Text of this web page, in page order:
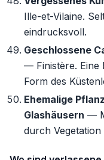
Ille-et-Vilaine.
eindrucksvoll.
Geschlossene
— Finistère. Eine
Form des
Ehemalige
Glashäusern —
durch